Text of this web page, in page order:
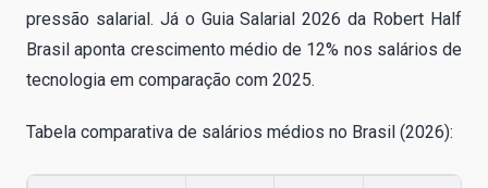
pressão salarial. Já o Guia Salarial 2026 da Robert Half
Brasil aponta crescimento médio de 12% nos salários de
tecnologia em comparação com 2025.
Tabela comparativa de salários médios no Brasil (2026):